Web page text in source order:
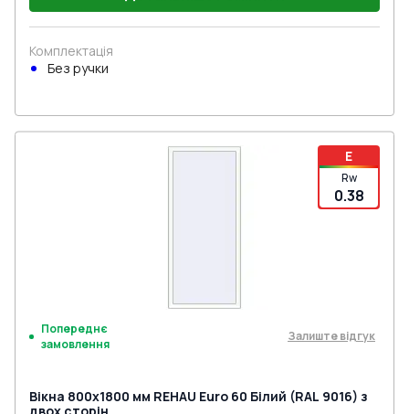
Комплектація
Без ручки
E
Rw
0.38
Попереднє
замовлення
Залиште відгук
Вікна 800x1800 мм REHAU Euro 60 Білий (RAL 9016) з